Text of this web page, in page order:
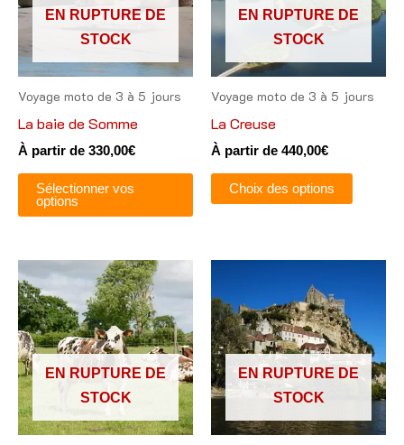
EN RUPTURE DE
STOCK
Voyage moto de 3 à 5 jours
La baie de Somme
À partir de 330,00€
Sélectionner vos
options
variations.
Les
options
choisies
sur
la
page
EN RUPTURE DE
STOCK
Voyage moto de 3 à 5 jours
La Creuse
À partir de 440,00€
Choix des options
options
la
page
EN RUPTURE DE
STOCK
produit
a
plusieurs
variations.
Les
options
EN RUPTURE DE
STOCK
Les
options